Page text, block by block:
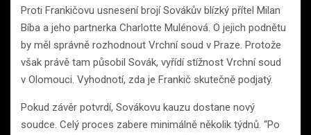
Proti Frankičovu usnesení brojí Sovákův blízký přítel Milan
Bíba a jeho partnerka Charlotte Mulénová. O jejich podnětu
by měl správně rozhodnout Vrchní soud v Praze. Protože
však právě tam působil Sovák, vyřídí stížnost Vrchní soud
v Olomouci. Vyhodnotí, zda je Frankič skutečně podjatý.
Pokud závěr potvrdí, Sovákovu kauzu dostane nový
soudce. Celý proces zabere minimálně několik týdnů. “Po